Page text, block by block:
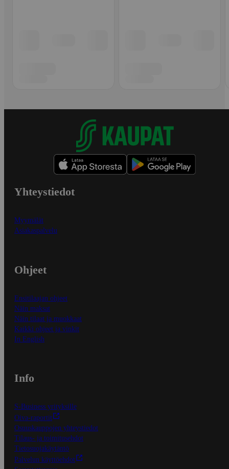
Yhteystiedot
Myymälät
Asiakaspalvelu
Ohjeet
Ensitilaajan ohjeet
Näin maksat
Näin tilaat ja muokkaat
Kaikki ohjeet ja vinkit
In English
Info
S-Business yrityksille
Oiva-raportit
Osuuskauppojen yhteystiedot
Tilaus- ja toimitusehdot
Tietosuojakäytäntö
Palvelun käyttöehdot